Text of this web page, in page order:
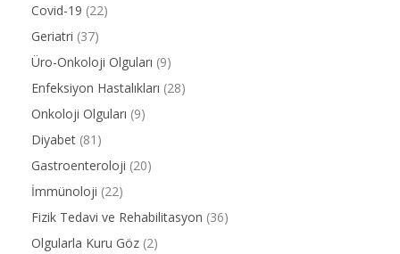
Covid-19 (22)
Geriatri (37)
Üro-Onkoloji Olguları (9)
Enfeksiyon Hastalıkları (28)
Onkoloji Olguları (9)
Diyabet (81)
Gastroenteroloji (20)
İmmünoloji (22)
Fizik Tedavi ve Rehabilitasyon (36)
Olgularla Kuru Göz (2)